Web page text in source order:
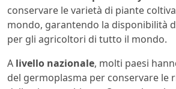
conservare le varietà di piante
mondo, garantendo la disponibilità
per gli agricoltori di tutto il mondo.
A livello nazionale, molti paesi
del germoplasma per conservare le